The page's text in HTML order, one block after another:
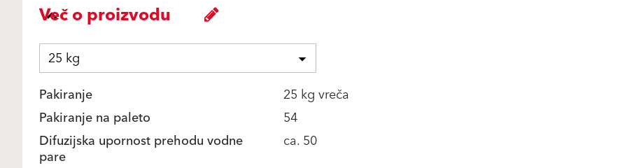
Več o proizvodu
25 kg
Pakiranje
25 kg vreča
Pakiranje na paleto
54
Difuzijska upornost prehodu vodne
pare
ca. 50